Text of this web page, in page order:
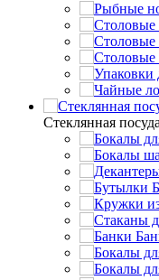
Стеклянная посуда